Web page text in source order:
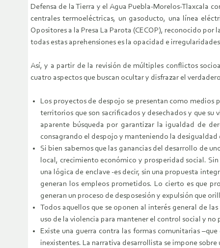
Defensa de la Tierra y el Agua Puebla-Morelos-Tlaxcala
centrales termoeléctricas, un gasoducto, una línea
Opositores a la Presa La Parota (CECOP), reconocido
todas estas aprehensiones es la opacidad e
Así, y a partir de la revisión de múltiples conflictos
cuatro aspectos que buscan ocultar y disfrazar el
Los proyectos de despojo se presentan como
territorios que son sacrificados y desechados y que
aparente búsqueda por garantizar la igualdad de
consagrando el despojo y manteniendo la
Si bien sabemos que las ganancias del desarrollo de
local, crecimiento económico y prosperidad social.
una lógica de enclave -es decir, sin una propuesta
generan los empleos prometidos. Lo cierto es que
generan un proceso de desposesión y expulsión que
Todos aquellos que se oponen al interés general de
uso de la violencia para mantener el control social y
Existe una guerra contra las formas comunitarias
inexistentes. La narrativa desarrollista se impone